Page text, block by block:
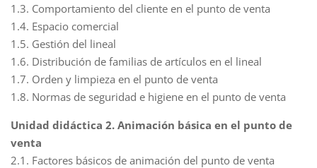
1.3. Comportamiento del cliente en el punto de venta
1.4. Espacio comercial
1.5. Gestión del lineal
1.6. Distribución de familias de artículos en el lineal
1.7. Orden y limpieza en el punto de venta
1.8. Normas de seguridad e higiene en el punto de venta
Unidad didáctica 2. Animación básica en el punto de
venta
2.1. Factores básicos de animación del punto de venta